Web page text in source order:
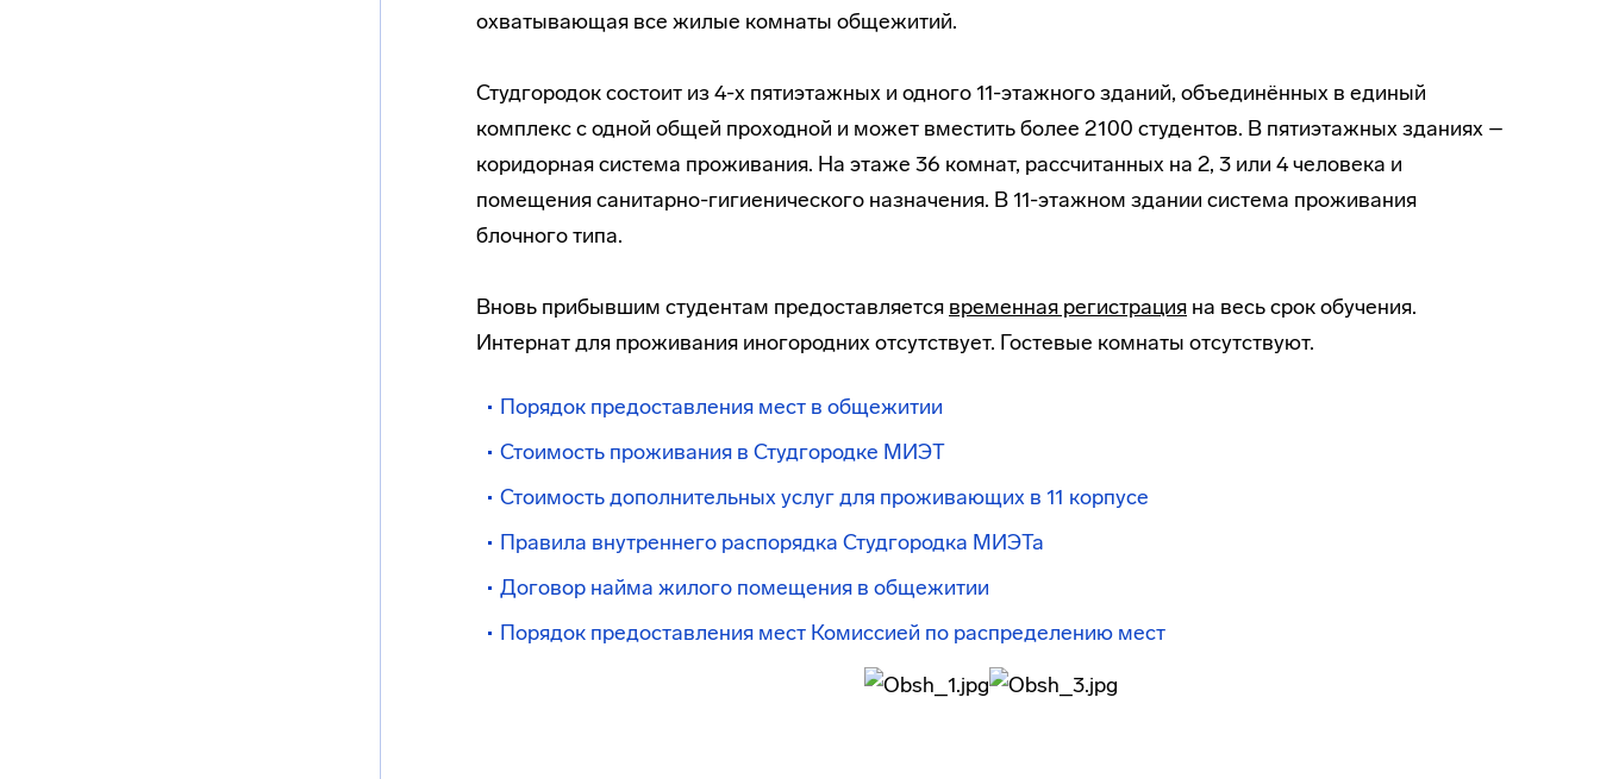
охватывающая все жилые комнаты общежитий.
Студгородок состоит из 4-х пятиэтажных и одного 11-этажного зданий, объединённых в единый
комплекс с одной общей проходной и может вместить более 2100 студентов. В пятиэтажных зданиях –
коридорная система проживания. На этаже 36 комнат, рассчитанных на 2, 3 или 4 человека и
помещения санитарно-гигиенического назначения. В 11-этажном здании система проживания
блочного типа.
Вновь прибывшим студентам предоставляется временная регистрация на весь срок обучения.
Интернат для проживания иногородних отсутствует. Гостевые комнаты отсутствуют.
Порядок предоставления мест в общежитии
Стоимость проживания в Студгородке МИЭТ
Стоимость дополнительных услуг для проживающих в 11 корпусе
Правила внутреннего распорядка Студгородка МИЭТа
Договор найма жилого помещения в общежитии
Порядок предоставления мест Комиссией по распределению мест